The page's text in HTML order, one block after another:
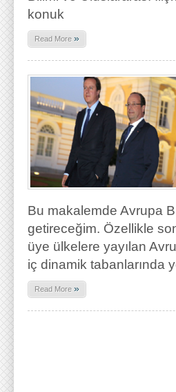
konuk
Read More »
Bu makalemde Avrupa
getireceğim. Özellikle
üye ülkelere yayılan
iç dinamik tabanlarında
Read More »